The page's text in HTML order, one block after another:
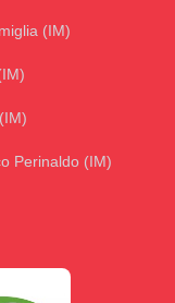
(IM)
Perinaldo (IM)